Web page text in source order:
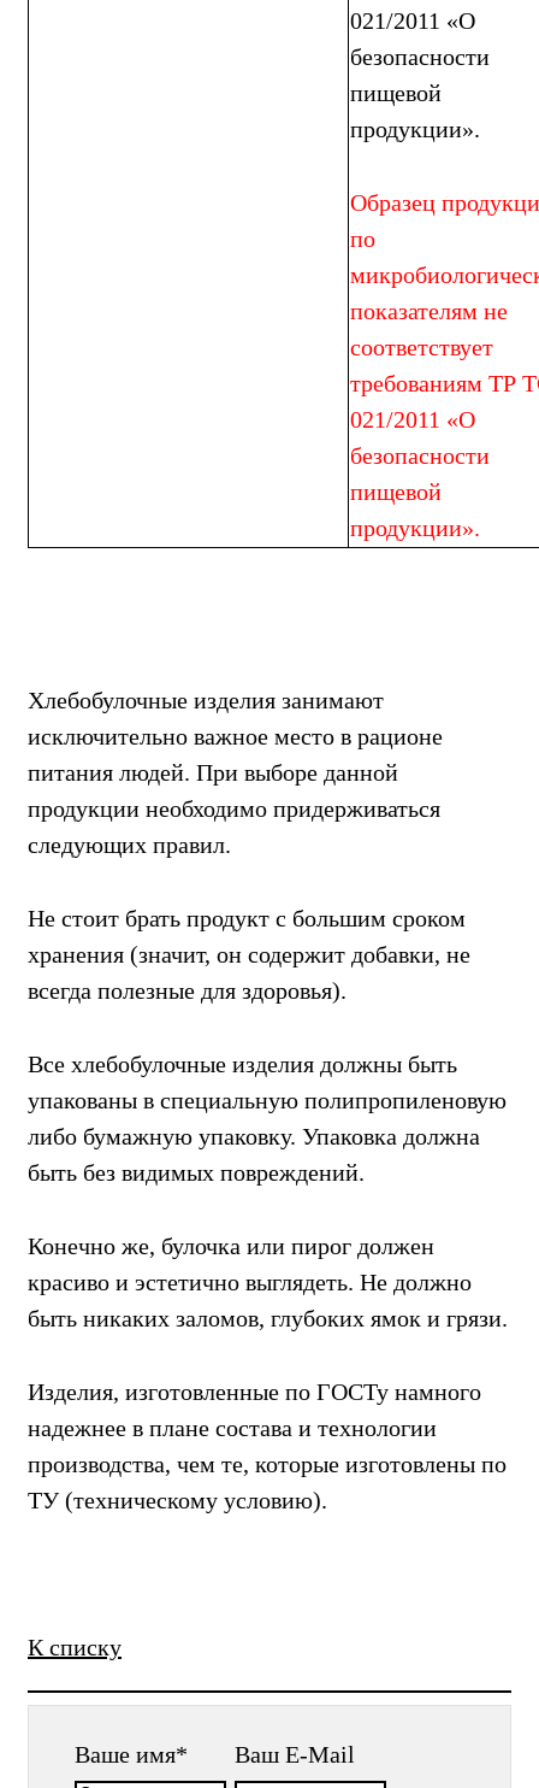
021/2011 «О
безопасности
пищевой
продукции».
Образец
по
показателям не
соответствует
требованиям ТР
021/2011 «О
безопасности
пищевой
продукции».
Хлебобулочные изделия занимают
исключительно важное место в рационе
питания людей. При выборе данной
продукции необходимо придерживаться
следующих правил.
Не стоит брать продукт с большим сроком
хранения (значит, он содержит добавки, не
всегда полезные для здоровья).
Все хлебобулочные изделия должны быть
упакованы в специальную полипропиленовую
либо бумажную упаковку. Упаковка должна
быть без видимых повреждений.
Конечно же, булочка или пирог должен
красиво и эстетично выглядеть. Не должно
быть никаких заломов, глубоких ямок и грязи.
Изделия, изготовленные по ГОСТу намного
надежнее в плане состава и технологии
производства, чем те, которые изготовлены по
ТУ (техническому условию).
К списку
Ваше имя* Ваш E-Mail